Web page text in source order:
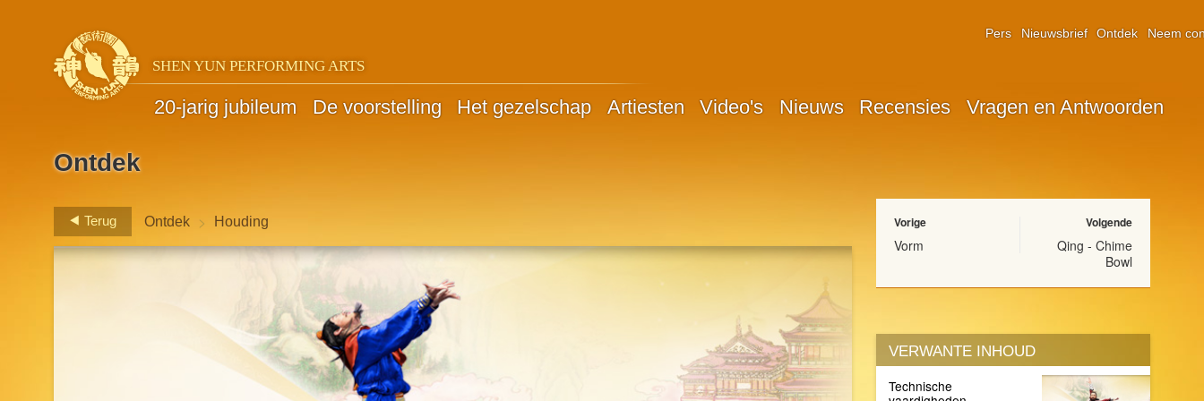
SHEN YUN PERFORMING ARTS
20-jarig jubileum De voorstelling Het gezelschap Artiesten Video's Nieuws Recensies Vragen en Antwoorden
Pers Nieuwsbrief Ontdek Neem
Ontdek
Terug Ontdek > Houding Vorige
Vorm
Volgende
Qing - Chime
Bowl
VERWANTE INHOUD
Technische